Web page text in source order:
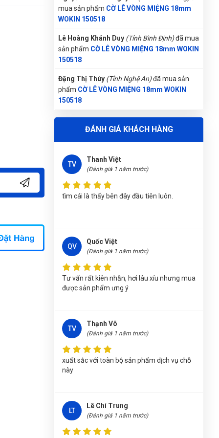
mua sản phẩm CỜ LÊ VÒNG MIỆNG 18mm
WOKIN 150518
Lê Hoàng Khánh Duy (Tỉnh Bình Định)đã mua
sản phẩm CỜ LÊ VÒNG MIỆNG 18mm WOKIN
150518
Đặng Thị Thúy (Tỉnh Nghệ An)đã mua sản
phẩm CỜ LÊ VÒNG MIỆNG 18mm WOKIN
150518
Võ Thị Thanh Tươi(Tỉnh Quảng Ngãi)đã
mua sản phẩm CỜ LÊ VÒNG MIỆNG 18mm
WOKIN 150518
Phạm Ngọc Vinh (Thành phố Hồ Chí Minh)
purchase
CỜ LÊ VÒNG MIỆNG 18mm WOKIN
150518
Nguyễn Thanh (Tỉnh Quảng Bình)đã mua sản
Trần Thị Kim Trúc
sản phẩmCỜ LÊ VÒNG MIỆNG 18mm WOKIN
150518
Nguyễn Thị Vân Anh(Tỉnh Thái Nguyên) đã
mua sản phẩmCỜ LÊ VÒNG MIỆNG 18mm
Trương Thị Phượng Hằng
mua sản phẩm CỜ LÊ VÒNG MIỆNG 18mm
Trần Lê Quỳnh Như (Tỉnh Thái Bình) đã mua
sản phẩm
Thu Diễm (Tỉnh Thừa Thiên Huế)
phẩm
CỜ LÊ VÒNG MIỆNG 18mm WOKIN
ĐÁNH GIÁ KHÁCH HÀNG
(Đánh giá 1 năm trước)
TN
Thanh Nở
(Đánh giá 1 năm trước)
TV
Thanh Việt
(Đánh giá 1 năm trước)
tìm cái là thấy bên đây đầu tiên luôn.
QV
Quốc Việt
(Đánh giá 1 năm trước)
Tư vấn rất kiên nhẫn, hơi lâu xíu nhưng mua
được sản phẩm ưng ý
TV
Thạnh Võ
(Đánh giá 1 năm trước)
xuất sắc với toàn bộ sản phẩm dịch vụ chỗ
này
LT
Lê Chí Trung
(Đánh giá 1 năm trước)